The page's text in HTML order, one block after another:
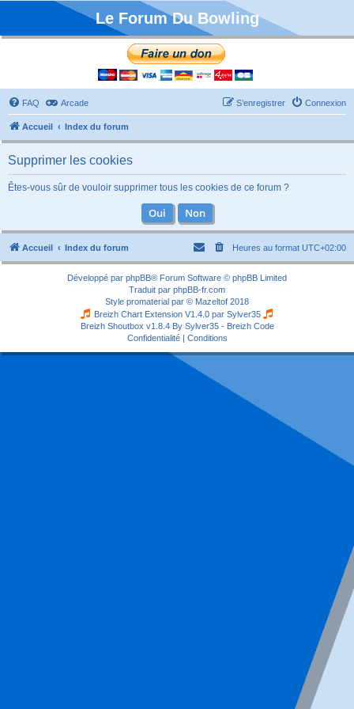
Le Forum Du Bowling
FAQ Arcade Connexion
S’enregistrer
Accueil Index du forum
Supprimer les cookies
Êtes-vous sûr de vouloir supprimer tous les cookies de ce forum ?
Accueil Index du forum Heures au format UTC+02:00
Développé par phpBB® Forum Software © phpBB Limited
Traduit par phpBB-fr.com
Style promaterial par © Mazeltof 2018
Breizh Chart Extension V1.4.0 par Sylver35
Breizh Shoutbox v1.8.4 By Sylver35 - Breizh Code
Confidentialité| Conditions